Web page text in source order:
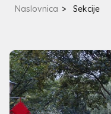
Naslovnica > Sekcije